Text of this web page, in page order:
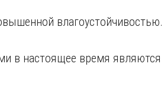
влагоустойчивостью.
в настоящее время являются